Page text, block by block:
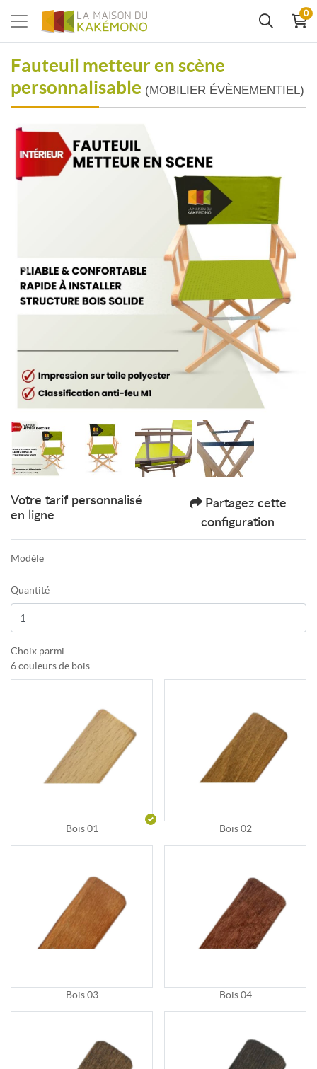
0
Fauteuil metteur en scène
personnalisable (MOBILIER ÉVÈNEMENTIEL)
Votre tarif personnalisé
en ligne
Partagez cette
configuration
Modèle
Quantité
Choix parmi
6 couleurs de bois
Bois 01 Bois 02
Bois 03 Bois 04